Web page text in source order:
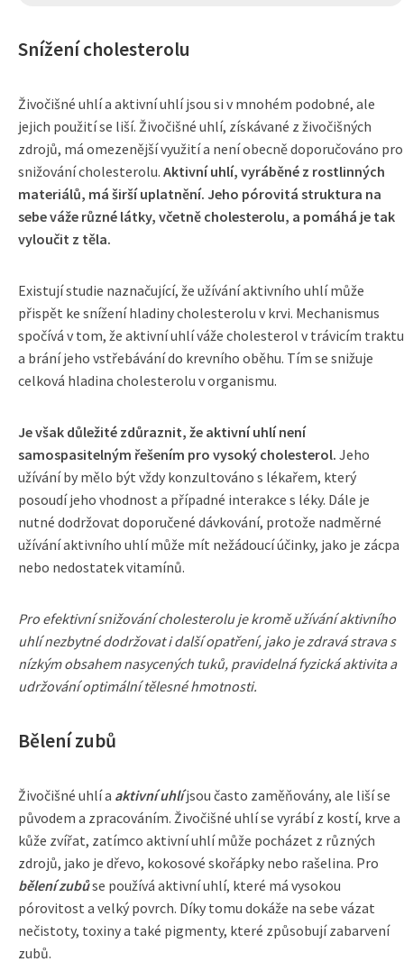
Snížení cholesterolu
Živočišné uhlí a aktivní uhlí jsou si v mnohém podobné, ale
jejich použití se liší. Živočišné uhlí, získávané z živočišných
zdrojů, má omezenější využití a není obecně doporučováno pro
snižování cholesterolu. Aktivní uhlí, vyráběné z rostlinných
materiálů, má širší uplatnění. Jeho pórovitá struktura na
sebe váže různé látky, včetně cholesterolu, a pomáhá je tak
vyloučit z těla.
Existují studie naznačující, že užívání aktivního uhlí může
přispět ke snížení hladiny cholesterolu v krvi. Mechanismus
spočívá v tom, že aktivní uhlí váže cholesterol v trávicím traktu
a brání jeho vstřebávání do krevního oběhu. Tím se snižuje
celková hladina cholesterolu v organismu.
Je však důležité zdůraznit, že aktivní uhlí není
samospasitelným řešením pro vysoký cholesterol. Jeho
užívání by mělo být vždy konzultováno s lékařem, který
posoudí jeho vhodnost a případné interakce s léky. Dále je
nutné dodržovat doporučené dávkování, protože nadměrné
užívání aktivního uhlí může mít nežádoucí účinky, jako je zácpa
nebo nedostatek vitamínů.
Pro efektivní snižování cholesterolu je kromě užívání aktivního
uhlí nezbytné dodržovat i další opatření, jako je zdravá strava s
nízkým obsahem nasycených tuků, pravidelná fyzická aktivita a
udržování optimální tělesné hmotnosti.
Bělení zubů
Živočišné uhlí a aktivní uhlíjsou často zaměňovány, ale liší se
původem a zpracováním. Živočišné uhlí se vyrábí z kostí, krve a
kůže zvířat, zatímco aktivní uhlí může pocházet z různých
zdrojů, jako je dřevo, kokosové skořápky nebo rašelina. Pro
bělení zubůse používá aktivní uhlí, které má vysokou
pórovitost a velký povrch. Díky tomu dokáže na sebe vázat
nečistoty, toxiny a také pigmenty, které způsobují zabarvení
zubů.